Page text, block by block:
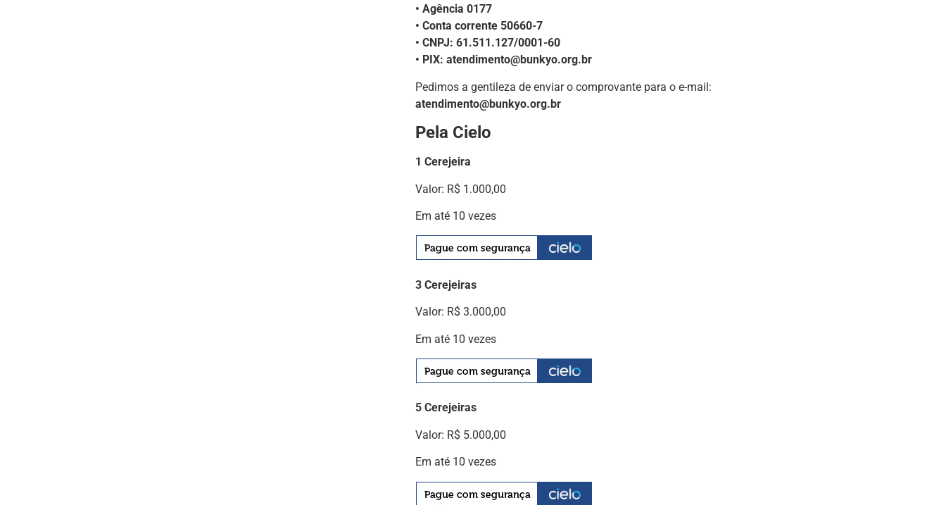
• Agência 0177
• Conta corrente 50660-7
• CNPJ: 61.511.127/0001-60
• PIX: atendimento@bunkyo.org.br
Pedimos a gentileza de enviar o comprovante para o e-mail:
atendimento@bunkyo.org.br
Pela Cielo
1 Cerejeira
Valor: R$ 1.000,00
Em até 10 vezes
3 Cerejeiras
Valor: R$ 3.000,00
Em até 10 vezes
5 Cerejeiras
Valor: R$ 5.000,00
Em até 10 vezes